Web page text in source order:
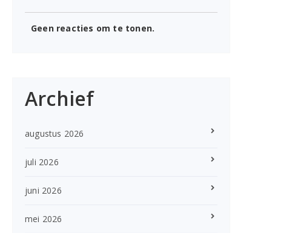
Geen reacties om te tonen.
Archief
augustus 2026
juli 2026
juni 2026
mei 2026